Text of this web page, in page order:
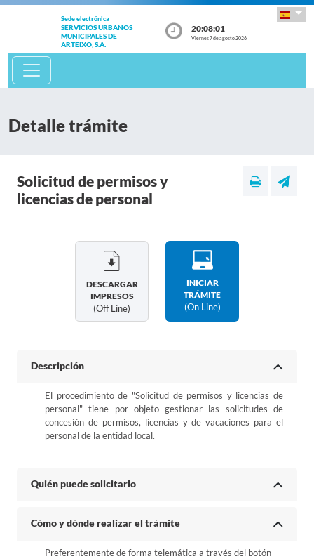
Sede electrónica
SERVICIOS URBANOS
MUNICIPALES DE
ARTEIXO, S.A.
20:08:01
Viernes 7 de agosto 2026
Detalle trámite
Solicitud de permisos y
licencias de personal
DESCARGAR
IMPRESOS
(off Line)
INICIAR
TRÁMITE
(on Line)
Descripción
El procedimiento de "Solicitud de permisos y licencias de
personal" tiene por objeto gestionar las solicitudes de
concesión de permisos, licencias y de vacaciones para el
personal de la entidad local.
Quién puede solicitarlo
Cómo y dónde realizar el trámite
Preferentemente de forma telemática a través del botón